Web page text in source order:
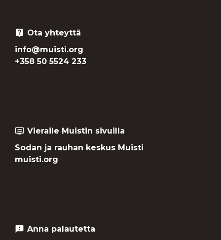
live_help Ota yhteyttä
info@muisti.org
+358 50 5524 233
dvr Vieraile Muistin sivuilla
Sodan ja rauhan keskus Muisti
muisti.org
feedback Anna palautetta